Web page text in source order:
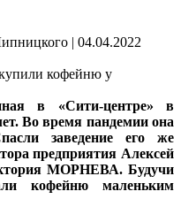
| 04.04.2022
в «Сити-центре» в
Во время пандемии она
заведение его же
предприятия Алексей
МОРНЕВА. Будучи
кофейню маленьким